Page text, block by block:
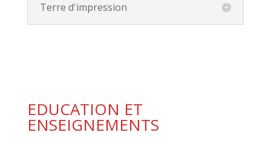
Terre d'impression
EDUCATION ET
ENSEIGNEMENTS